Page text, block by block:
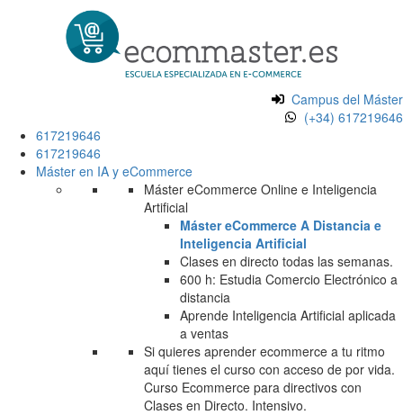
Campus del Máster
(+34) 617219646
617219646
617219646
Máster en IA y eCommerce
Máster eCommerce Online e Inteligencia
Artificial
Máster eCommerce A Distancia e
Inteligencia Artificial
Clases en directo todas las semanas.
600 h: Estudia Comercio Electrónico a
distancia
Aprende Inteligencia Artificial aplicada
a ventas
Si quieres aprender ecommerce a tu ritmo
aquí tienes el curso con acceso de por vida.
Curso Ecommerce para directivos con
Clases en Directo. Intensivo.